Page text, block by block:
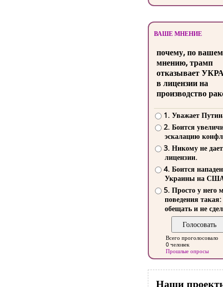
ВАШЕ МНЕНИЕ
почему, по
мнению, трамп
отказывает
в лицензии на
производство
1. Уважает
2. Боится
эскалацию
3. Никому не
лицензии.
4. Боится
Украины на
5. Просто у него
поведения такая:
обещать и не
Всего проголосовало
0 человек
Прошлые опросы
Наши